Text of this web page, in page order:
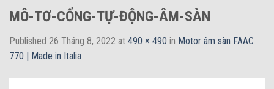
MÔ-TƠ-CỔNG-TỰ-ĐỘNG-ÂM-SÀN
Published 26 Tháng 8, 2022 at 490 × 490 in Motor âm sàn FAAC
770 | Made in Italia